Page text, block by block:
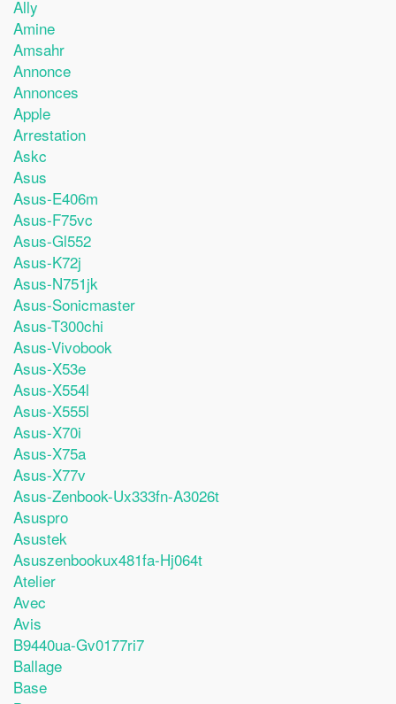
Ally
Amine
Amsahr
Annonce
Annonces
Apple
Arrestation
Askc
Asus
Asus-E406m
Asus-F75vc
Asus-Gl552
Asus-K72j
Asus-N751jk
Asus-Sonicmaster
Asus-T300chi
Asus-Vivobook
Asus-X53e
Asus-X554l
Asus-X555l
Asus-X70i
Asus-X75a
Asus-X77v
Asus-Zenbook-Ux333fn-A3026t
Asuspro
Asustek
Asuszenbookux481fa-Hj064t
Atelier
Avec
Avis
B9440ua-Gv0177ri7
Ballage
Base